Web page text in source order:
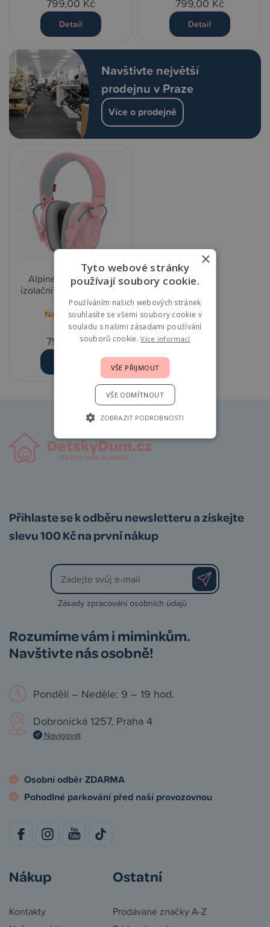
Navštivte největší
prodejnu v Praze
Více o prodejně
799,00 Kč
Detail
799,00 Kč
Detail
Alpine Muffy Dětská
izolační sluchátka - Pink
Na objednání
799,00 Kč
Přihlaste se k odběru newsletteru a získejte
slevu 100 Kč na první nákup
Zásady zpracování osobních údajů
Rozumíme vám i miminkům.
Navštivte nás osobně!
Pondělí – Neděle: 9 – 19 hod.
Dobronická 1257, Praha 4
Navigovat
Osobní odběr ZDARMA
Pohodlné parkování před naší provozovnou
Nákup
Kontakty
Ostatní
Prodávané značky A-Z
×
Tyto webové stránky
používají soubory cookie.
Používáním našich webových stránek
souhlasíte se všemi soubory cookie v
souladu s našimi zásadami používání
souborů cookie.Více informací
VŠE PŘIJMOUT
VŠE ODMÍTNOUT
ZOBRAZIT PODROBNOSTI